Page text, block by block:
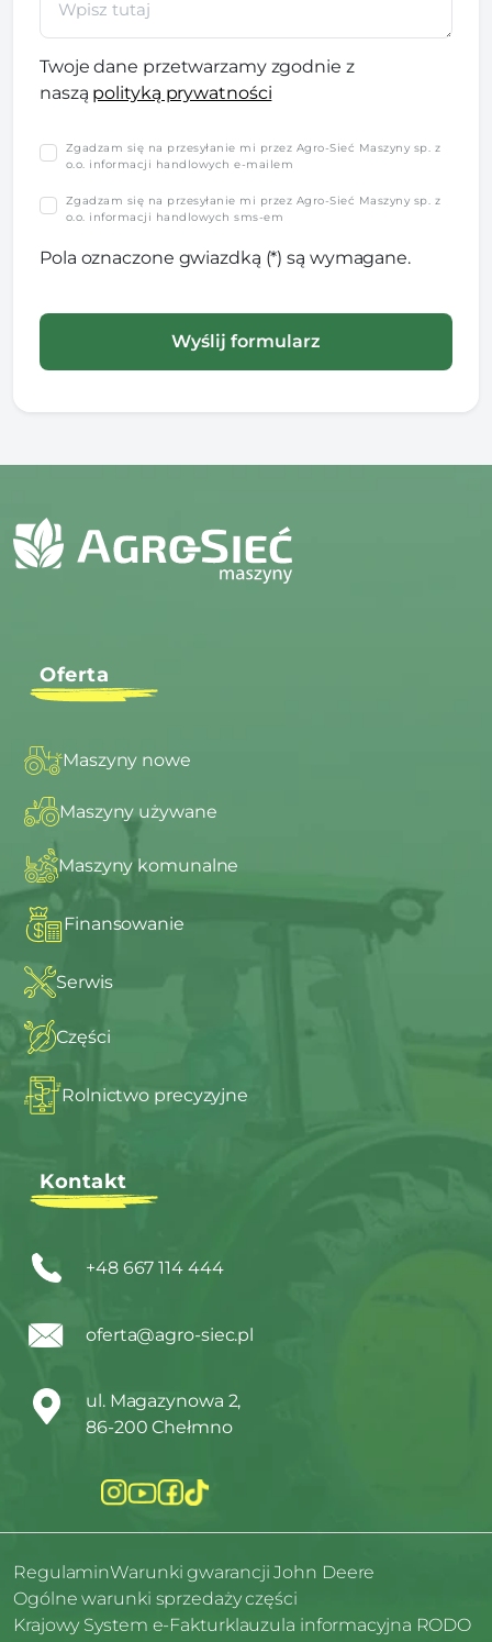
Twoje dane przetwarzamy zgodnie z
naszą polityką prywatności
Zgadzam się na przesyłanie mi przez Agro-Sieć Maszyny sp. z
o.o. informacji handlowych e-mailem
Zgadzam się na przesyłanie mi przez Agro-Sieć Maszyny sp. z
o.o. informacji handlowych sms-em
Pola oznaczone gwiazdką (*) są wymagane.
Oferta
Maszyny nowe
Maszyny używane
Maszyny komunalne
Finansowanie
Serwis
Części
Rolnictwo precyzyjne
Kontakt
+48 667 114 444
oferta@agro-siec.pl
ul. Magazynowa 2,
86-200 Chełmno
RegulaminWarunki gwarancji John Deere
Ogólne warunki sprzedaży części
Krajowy System e-Fakturklauzula informacyjna RODO